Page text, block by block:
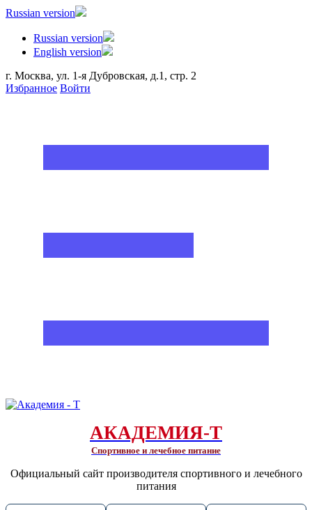
Russian version
Russian version
English version
г. Москва, ул. 1-я Дубровская, д.1, стр. 2
Избранное Войти
АКАДЕМИЯ-Т
Спортивное и лечебное питание
Официальный сайт производителя спортивного и лечебного
питания